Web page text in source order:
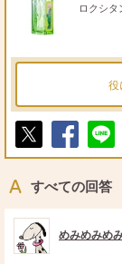
ロクシタ
役
ポ
ト
シ
ア
送
すべての回答
めみめみめ